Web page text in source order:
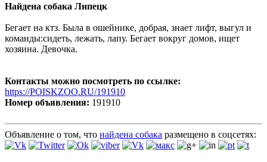
Найдена собака Липецк
Бегает на ктз. Была в ошейнике, добрая, знает лифт, выгул и
команды:сидеть, лежать, лапу. Бегает вокруг домов, ищет
хозяина. Девочка.
Контакты можно посмотреть по ссылке:
https://POISKZOO.RU/191910
Номер объявления: 191910
Объявление о том, что найдена собака размещено в соцсетях: